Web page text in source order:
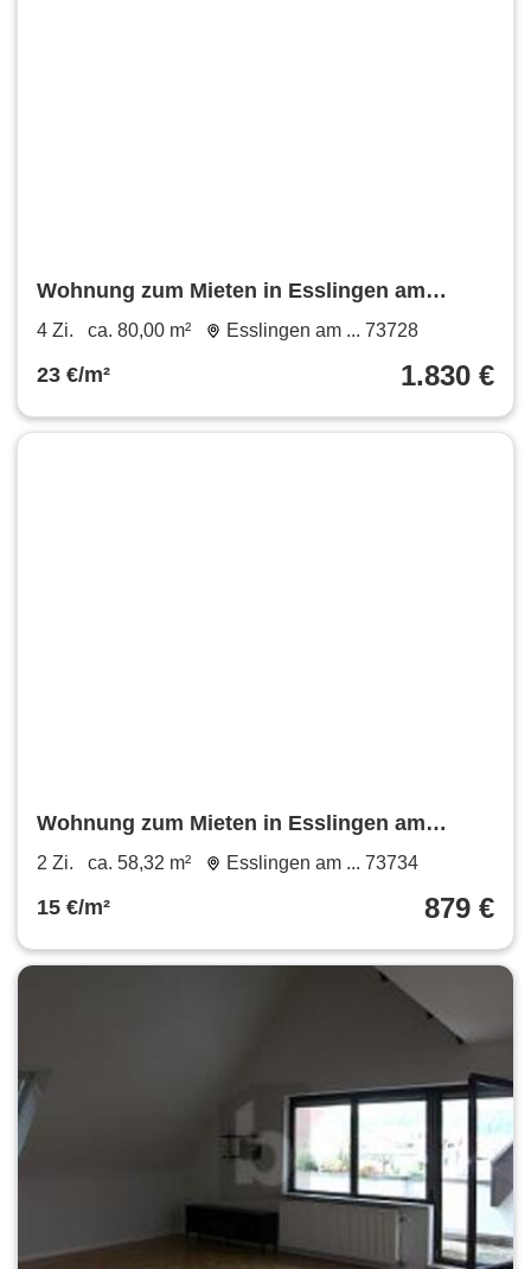
Wohnung zum Mieten in Esslingen am
Neckar 1.830 € 80 m²
4 Zi. ca. 80,00 m² Esslingen am ... 73728
23 €/m² 1.830 €
Wohnung zum Mieten in Esslingen am
Neckar 879 € 58.32 m²
2 Zi. ca. 58,32 m² Esslingen am ... 73734
15 €/m² 879 €